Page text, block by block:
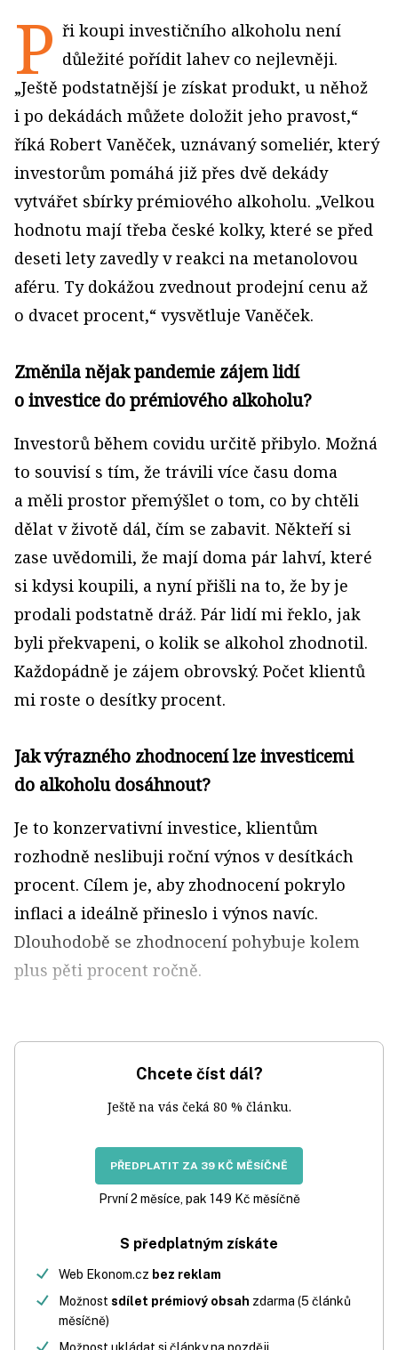
P ři koupi investičního alkoholu není
důležité pořídit lahev co nejlevněji.
„Ještě podstatnější je získat produkt, u něhož
i po dekádách můžete doložit jeho pravost,“
říká Robert Vaněček, uznávaný someliér, který
investorům pomáhá již přes dvě dekády
vytvářet sbírky prémiového alkoholu. „Velkou
hodnotu mají třeba české kolky, které se před
deseti lety zavedly v reakci na metanolovou
aféru. Ty dokážou zvednout prodejní cenu až
o dvacet procent,“ vysvětluje Vaněček.
Změnila nějak pandemie zájem lidí
o investice do prémiového alkoholu?
Investorů během covidu určitě přibylo. Možná
to souvisí s tím, že trávili více času doma
a měli prostor přemýšlet o tom, co by chtěli
dělat v životě dál, čím se zabavit. Někteří si
zase uvědomili, že mají doma pár lahví, které
si kdysi koupili, a nyní přišli na to, že by je
prodali podstatně dráž. Pár lidí mi řeklo, jak
byli překvapeni, o kolik se alkohol zhodnotil.
Každopádně je zájem obrovský. Počet klientů
mi roste o desítky procent.
Jak výrazného zhodnocení lze investicemi
do alkoholu dosáhnout?
Je to konzervativní investice, klientům
rozhodně neslibuji roční výnos v desítkách
procent. Cílem je, aby zhodnocení pokrylo
inflaci a ideálně přineslo i výnos navíc.
Dlouhodobě se zhodnocení pohybuje kolem
plus pěti procent ročně.
Chcete číst dál?
Ještě na vás čeká 80 % článku.
PŘEDPLATIT ZA 39 KČ MĚSÍČNĚ
První 2 měsíce, pak 149 Kč měsíčně
S předplatným získáte
Web Ekonom.cz bez reklam
Možnost sdílet prémiový obsah zdarma (5 článků
měsíčně)